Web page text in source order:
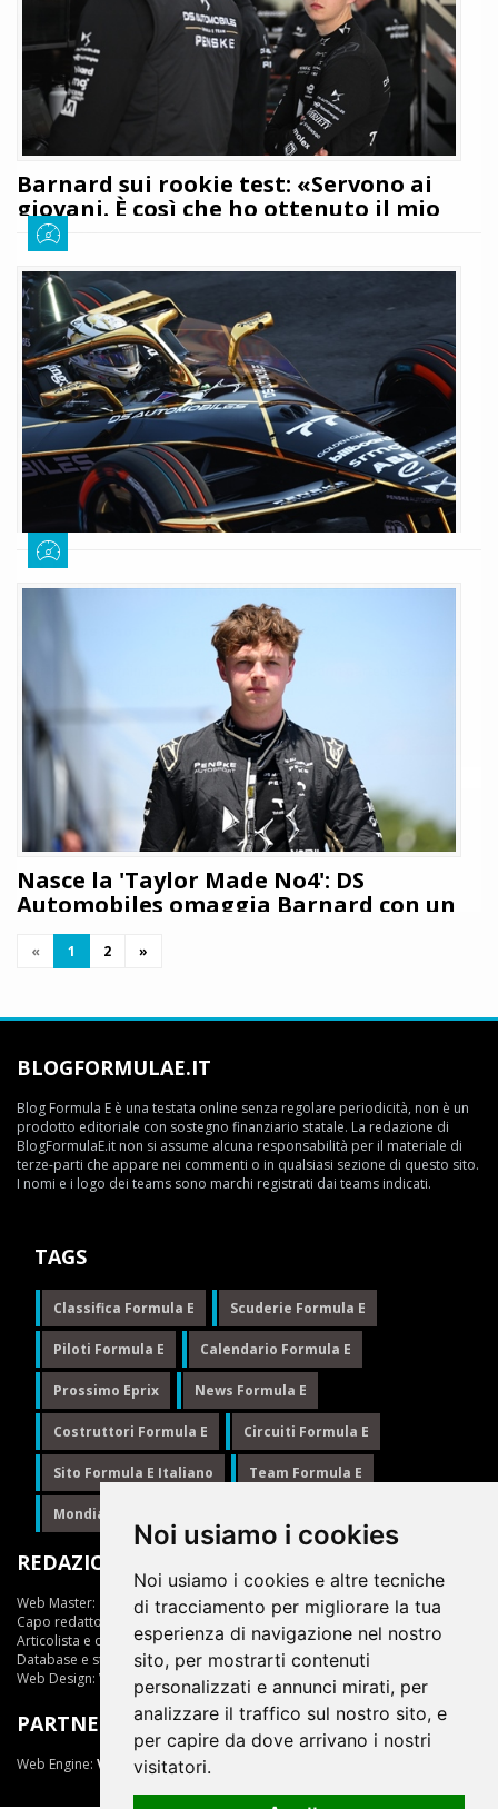
Noi usiamo i cookies
Noi usiamo i cookies e altre tecniche
di tracciamento per migliorare la tua
esperienza di navigazione nel nostro
sito, per mostrarti contenuti
personalizzati e annunci mirati, per
analizzare il traffico sul nostro sito, e
per capire da dove arrivano i nostri
visitatori.
LEGGI TUTTO
Barnard sui rookie test: «Servono ai
giovani. È così che ho ottenuto il mio
sedile»
Giuseppe Cianci 30 gennaio 2026 570
Il weekend del Miami E-Prix si è aperto con una sessione dedicata ai
rookie. Durante l'attività è poi stato intervistato Taylor Barnard, che
proprio lo scorso anno era uno degli esordienti nella categoria elettrica:
queste le sue parole
LEGGI TUTTO
DS Penske, Nikita Bedrin torna in
macchina per i Rookie Test di Miami
19 gennaio 2026 732
È arrivata pochi minuti fa la notizia che Nikita Bedrin parteciperà ai rookie
test di Miami con la DS Penske: tutti i dettagli
LEGGI TUTTO
Nasce la 'Taylor Made No4': DS
Automobiles omaggia Barnard con un
concept unico
Giuseppe Cianci
tutti i dettagli
LEGGI TUTTO
« 1 2 »
BLOGFORMULAE.IT
Blog Formula E è una testata online senza regolare periodicità, non è un
prodotto editoriale con sostegno finanziario statale. La redazione di
BlogFormulaE.it non si assume alcuna responsabilità per il materiale di
terze-parti che appare nei commenti o in qualsiasi sezione di questo sito.
I nomi e i logo dei teams sono marchi registrati dai teams indicati.
TAGS
Classifica Formula E Scuderie Formula E
Piloti Formula E Calendario Formula E
Prossimo Eprix News Formula E
Costruttori Formula E Circuiti Formula E
Sito Formula E Italiano Team Formula E
Mondiale Formula E
REDAZIONE
Web Master:
Ing.Daniele Muscarella
Capo redattore:
Articolista e opinionista:Giuseppe Cianci
Database e statistiche:Marcella Toschi
Web Design: Vittorio Arena
PARTNER
Web Engine: ViDa 3.0